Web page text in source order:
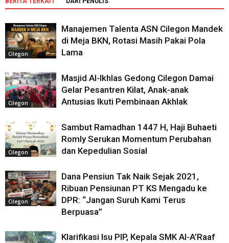
Cilegon
Manajemen Talenta ASN Cilegon Mandek
di Meja BKN, Rotasi Masih Pakai Pola
Lama
Cilegon
Masjid Al-Ikhlas Gedong Cilegon Damai
Gelar Pesantren Kilat, Anak-anak
Antusias Ikuti Pembinaan Akhlak
Cilegon
Sambut Ramadhan 1447 H, Haji Buhaeti
Romly Serukan Momentum Perubahan
dan Kepedulian Sosial
Cilegon
Dana Pensiun Tak Naik Sejak 2021,
Ribuan Pensiunan PT KS Mengadu ke
DPR: “Jangan Suruh Kami Terus
Berpuasa”
Klarifikasi Isu PIP, Kepala SMK Al-A’Raaf